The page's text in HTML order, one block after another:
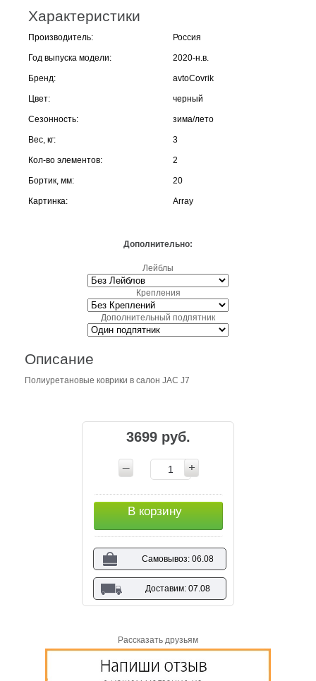
Характеристики
Производитель: Россия
Год выпуска модели: 2020-н.в.
Бренд: avtoCovrik
Цвет: черный
Сезонность: зима/лето
Вес, кг: 3
Кол-во элементов: 2
Бортик, мм: 20
Картинка: Array
Дополнительно:
Лейблы
Крепления
Дополнительный подпятник
Описание
Полиуретановые коврики в салон JAC J7
3699 руб.
В корзину
Самовывоз: 06.08
Доставим: 07.08
Рассказать друзьям